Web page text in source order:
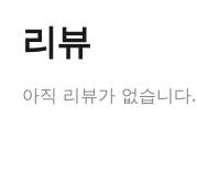
리뷰
아직 리뷰가 없습니